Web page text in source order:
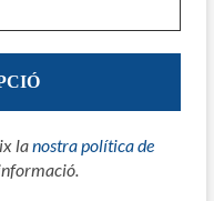
lanostra política de